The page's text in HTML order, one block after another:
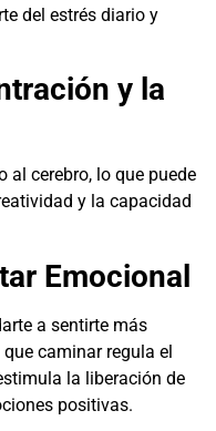
del estrés diario y
y la
al cerebro, lo que puede
y la capacidad
Emocional
a sentirte más
caminar regula el
la liberación de
positivas.